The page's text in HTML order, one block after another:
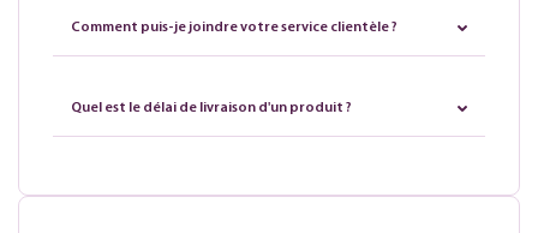
Comment puis-je joindre votre service clientèle ?
Quel est le délai de livraison d'un produit ?